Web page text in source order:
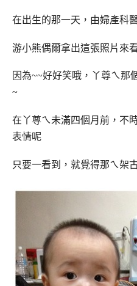
在出生的那一天，由婦產科
游小熊偶爾拿出這張照片來
因為~~好好笑哦，丫尊ㄟ那
~
在丫尊ㄟ未滿四個月前，不
表情呢
只要一看到，就覺得那ㄟ架